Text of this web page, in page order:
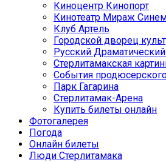
Киноцентр Кинопорт
Кинотеатр Мираж
Клуб Артель
Городской дворец
Русский Драматический
Стерлитамакская
События продюсерского
Парк Гагарина
Стерлитамак-Арена
Купить билеты онлайн
Фотогалерея
Погода
Онлайн билеты
Люди Стерлитамака